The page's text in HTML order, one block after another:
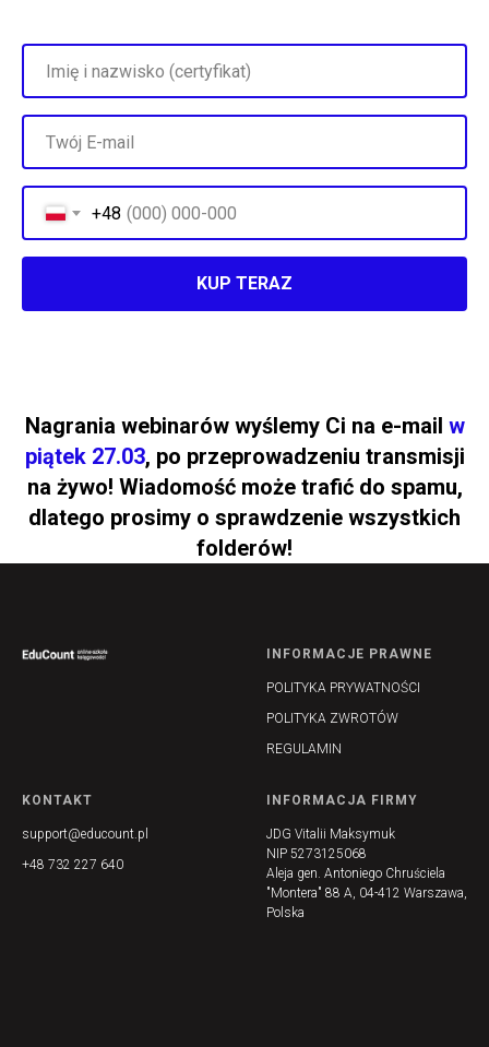
+48
KUP TERAZ
Nagrania webinarów wyślemy Ci na e-mail w
piątek 27.03, po przeprowadzeniu transmisji
na żywo! Wiadomość może trafić do spamu,
dlatego prosimy o sprawdzenie wszystkich
folderów!
INFORMACJE PRAWNE
POLITYKA PRYWATNOŚCI
POLITYKA ZWROTÓW
REGULAMIN
KONTAKT
support@educount.pl
+48 732 227 640
INFORMACJA FIRMY
JDG Vitalii Maksymuk
NIP 5273125068
Aleja gen. Antoniego Chruściela
"Montera" 88 A, 04-412 Warszawa,
Polska